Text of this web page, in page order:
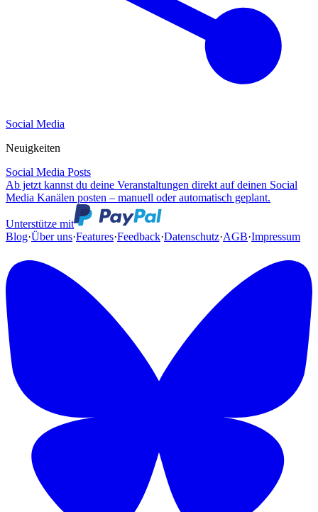
Social Media
Neuigkeiten
Social Media Posts
Ab jetzt kannst du deine Veranstaltungen direkt auf deinen Social
Media Kanälen posten – manuell oder automatisch geplant.
Unterstütze mit
Blog·Über uns·Features·Feedback·Datenschutz·AGB·Impressum